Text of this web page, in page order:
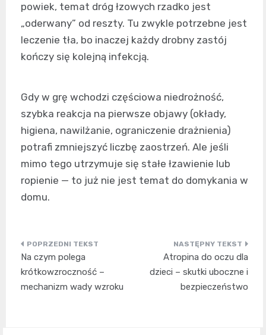
powiek, temat dróg łzowych rzadko jest
„oderwany” od reszty. Tu zwykle potrzebne jest
leczenie tła, bo inaczej każdy drobny zastój
kończy się kolejną infekcją.
Gdy w grę wchodzi częściowa niedrożność,
szybka reakcja na pierwsze objawy (okłady,
higiena, nawilżanie, ograniczenie drażnienia)
potrafi zmniejszyć liczbę zaostrzeń. Ale jeśli
mimo tego utrzymuje się stałe łzawienie lub
ropienie — to już nie jest temat do domykania w
domu.
Nawigacja
wpisu
Na czym polega
krótkowzroczność –
mechanizm wady wzroku
Atropina do oczu dla
dzieci – skutki uboczne i
bezpieczeństwo